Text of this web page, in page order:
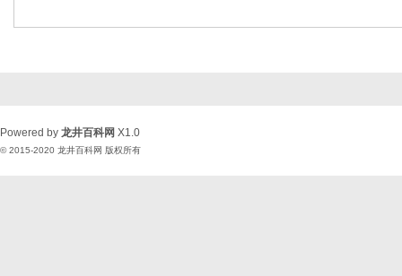
Powered by 龙井百科网 X1.0
© 2015-2020 龙井百科网 版权所有